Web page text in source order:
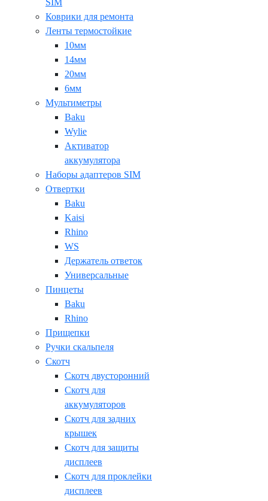
SIM
Коврики для ремонта
Ленты термостойкие
10мм
14мм
20мм
6мм
Мультиметры
Baku
Wylie
Активатор
аккумулятора
Наборы адаптеров SIM
Отвертки
Baku
Kaisi
Rhino
WS
Держатель ответок
Универсальные
Пинцеты
Baku
Rhino
Прищепки
Ручки скальпеля
Скотч
Скотч двусторонний
Скотч для
аккумуляторов
Скотч для задних
крышек
Скотч для защиты
дисплеев
Скотч для проклейки
дисплеев